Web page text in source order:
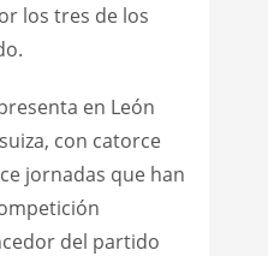
los tres de los
en León
con catorce
jornadas que han
del partido